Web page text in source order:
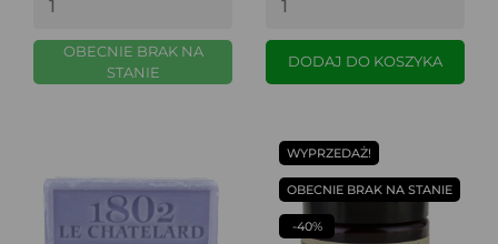
OBECNIE BRAK NA
STANIE
DODAJ DO KOSZYKA
WYPRZEDAŻ!
OBECNIE BRAK NA STANIE
-40%